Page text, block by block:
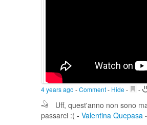
4 years ago -Comment- Hide - -
Uff, quest'anno non sono
passarci :( - Valentina Quepasa -